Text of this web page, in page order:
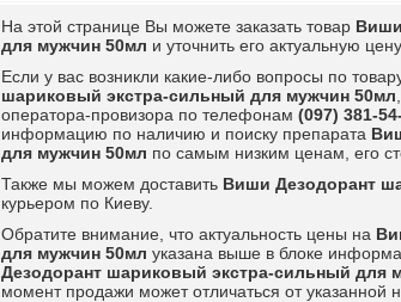
На этой странице Вы можете заказать товар
для мужчин 50мл и уточнить его актуальную цену.
Если у вас возникли какие-либо вопросы по
шариковый экстра-сильный для мужчин 50мл
оператора-провизора по телефонам (097) 381-
информацию по наличию и поиску препарата
для мужчин 50мл по самым низким ценам, его
Также мы можем доставить Виши Дезодорант
курьером по Киеву.
Обратите внимание, что актуальность цены на
для мужчин 50мл указана выше в блоке
Дезодорант шариковый экстра-сильный для
момент продажи может отличаться от указанной